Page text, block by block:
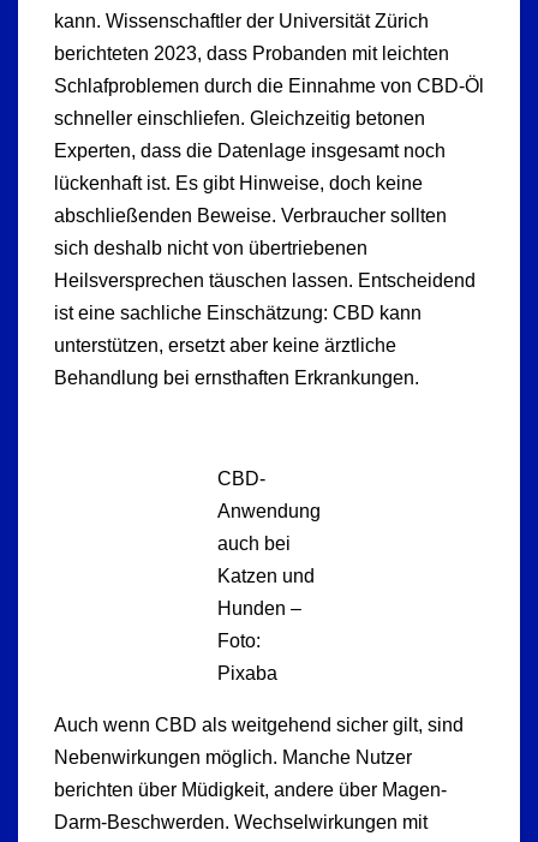
kann. Wissenschaftler der Universität Zürich
berichteten 2023, dass Probanden mit leichten
Schlafproblemen durch die Einnahme von CBD-Öl
schneller einschliefen. Gleichzeitig betonen
Experten, dass die Datenlage insgesamt noch
lückenhaft ist. Es gibt Hinweise, doch keine
abschließenden Beweise. Verbraucher sollten
sich deshalb nicht von übertriebenen
Heilsversprechen täuschen lassen. Entscheidend
ist eine sachliche Einschätzung: CBD kann
unterstützen, ersetzt aber keine ärztliche
Behandlung bei ernsthaften Erkrankungen.
CBD-
Anwendung
auch bei
Katzen und
Hunden –
Foto:
Pixaba
Auch wenn CBD als weitgehend sicher gilt, sind
Nebenwirkungen möglich. Manche Nutzer
berichten über Müdigkeit, andere über Magen-
Darm-Beschwerden. Wechselwirkungen mit